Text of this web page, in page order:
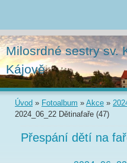
Milosrdné sestry sv.
Kájově
Úvod » Fotoalbum » Akce »
2024_06_22 Dětinafaře (47)
Přespání dětí na